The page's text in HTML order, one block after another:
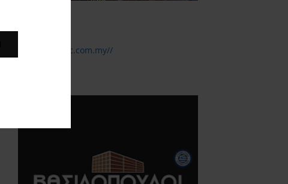
http://www.mtc.com.my//